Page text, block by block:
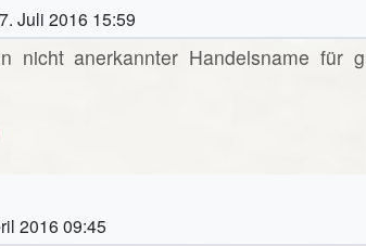
Juli 2016 15:59
nicht anerkannter Handelsname für
2016 09:45